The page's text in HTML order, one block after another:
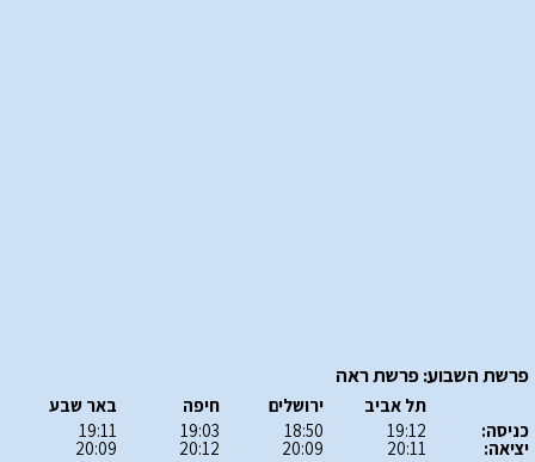
פרשת השבוע: פרשת ראה
כניסה:
יציאה:
תל אביב
19:12
20:11
ירושלים
18:50
20:09
חיפה
19:03
20:12
באר שבע
19:11
20:09